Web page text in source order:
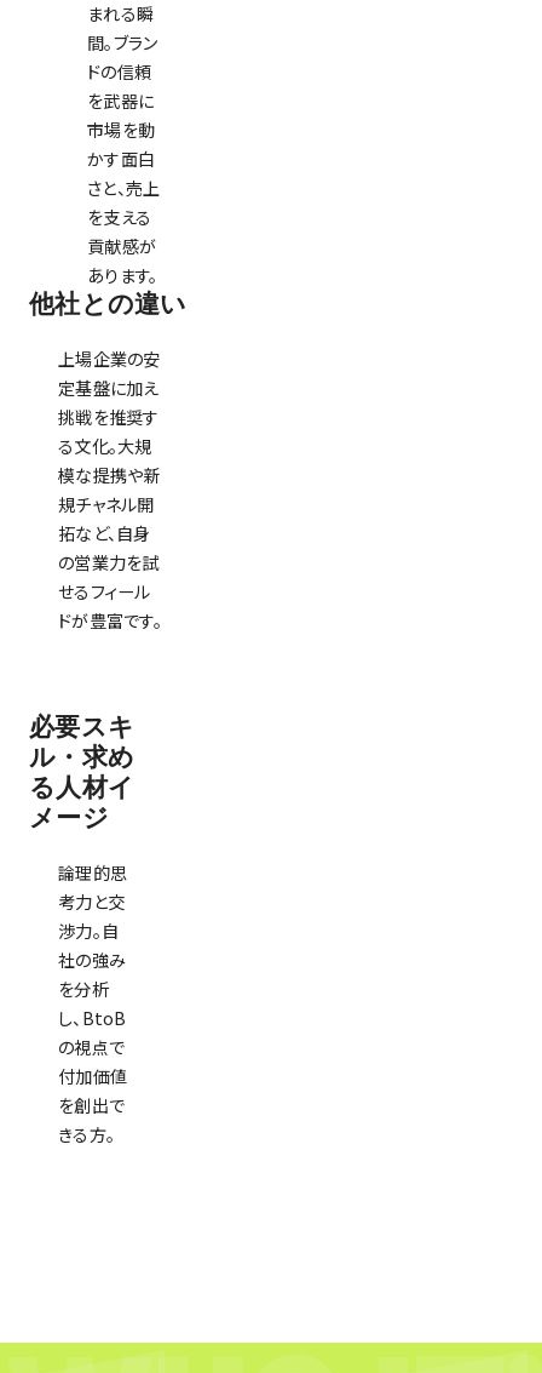
まれる瞬
間。ブラン
ドの信頼
を武器に
市場を動
かす面白
さと、売上
を支える
貢献感が
あります。
他社との違い
上場企業の安
定基盤に加え
挑戦を推奨す
る文化。大規
模な提携や新
規チャネル開
拓など、自身
の営業力を試
せるフィール
ドが豊富です。
必要スキ
ル・求め
る⼈材イ
メージ
論理的思
考力と交
渉力。自
社の強み
を分析
し、BtoB
の視点で
付加価値
を創出で
きる方。